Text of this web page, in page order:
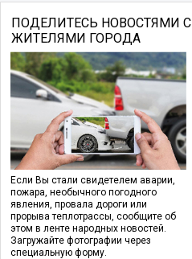
ПОДЕЛИТЕСЬ НОВОСТЯМИ С
ЖИТЕЛЯМИ ГОРОДА
Если Вы стали свидетелем аварии,
пожара, необычного погодного
явления, провала дороги или
прорыва теплотрассы, сообщите об
этом в ленте народных новостей.
Загружайте фотографии через
специальную форму.